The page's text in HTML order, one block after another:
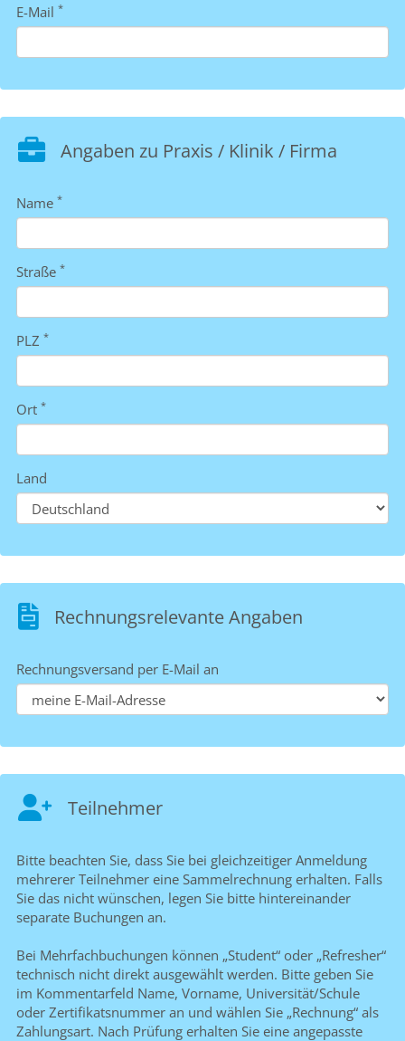
E-Mail *
Angaben zu Praxis / Klinik / Firma
Name *
Straße *
PLZ *
Ort *
Land
Rechnungsrelevante Angaben
Rechnungsversand per E-Mail an
Teilnehmer
Bitte beachten Sie, dass Sie bei gleichzeitiger Anmeldung
mehrerer Teilnehmer eine Sammelrechnung erhalten. Falls
Sie das nicht wünschen, legen Sie bitte hintereinander
separate Buchungen an.
Bei Mehrfachbuchungen können „Student“ oder „Refresher“
technisch nicht direkt ausgewählt werden. Bitte geben Sie
im Kommentarfeld Name, Vorname, Universität/Schule
oder Zertifikatsnummer an und wählen Sie „Rechnung“ als
Zahlungsart. Nach Prüfung erhalten Sie eine angepasste